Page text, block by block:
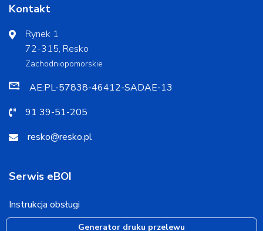
Kontakt
Rynek 1
72-315, Resko
Zachodniopomorskie
AE:PL-57838-46412-SADAE-13
91 39-51-205
resko@resko.pl
Serwis eBOI
Instrukcja obsługi
Generator druku przelewu